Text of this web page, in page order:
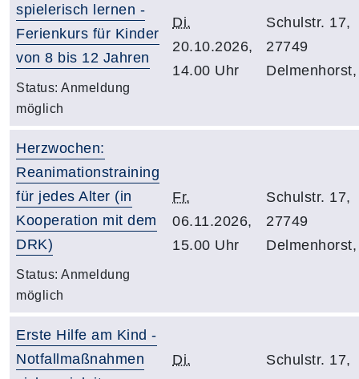
spielerisch lernen -
Ferienkurs für Kinder
von 8 bis 12 Jahren
Status: Anmeldung
möglich
Di.
20.10.2026,
14.00 Uhr
Schulstr. 17,
27749
Delmenhorst,
Herzwochen:
Reanimationstraining
für jedes Alter (in
Kooperation mit dem
DRK)
Status: Anmeldung
möglich
Fr.
06.11.2026,
15.00 Uhr
Schulstr. 17,
27749
Delmenhorst,
Erste Hilfe am Kind -
Notfallmaßnahmen
Di.
Schulstr. 17,